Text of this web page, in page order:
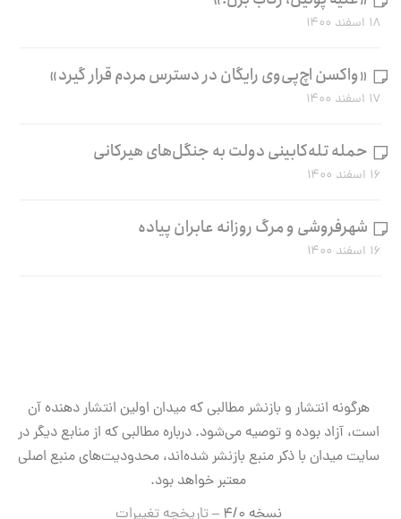
۱۸ اسفند ۱۴۰۰
«واکسن اچ‌پی‌وی رایگان در دسترس مردم قرار گیرد»
۱۷ اسفند ۱۴۰۰
حمله تله‌کابینی دولت به جنگل‌های هیرکانی
۱۶ اسفند ۱۴۰۰
شهرفروشی و مرگ روزانه عابران پیاده
۱۶ اسفند ۱۴۰۰
هرگونه انتشار و بازنشر مطالبی که میدان اولین انتشار دهنده آن
است، آزاد بوده و توصیه می‌شود. درباره مطالبی که از منابع دیگر در
سایت میدان با ذکر منبع بازنشر شده‌اند، محدودیت‌های منبع اصلی
معتبر خواهد بود.
نسخه ۴/۰ –
تاریخچه تغییرات